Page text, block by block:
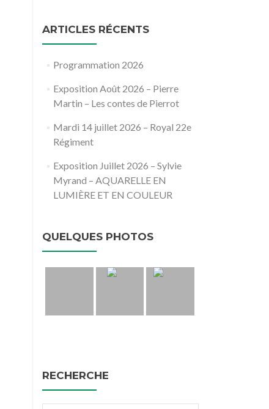
ARTICLES RÉCENTS
Programmation 2026
Exposition Août 2026 – Pierre
Martin – Les contes de Pierrot
Mardi 14 juillet 2026 – Royal 22e
Régiment
Exposition Juillet 2026 – Sylvie
Myrand – AQUARELLE EN
LUMIÈRE ET EN COULEUR
QUELQUES PHOTOS
RECHERCHE